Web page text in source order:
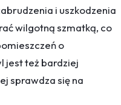
i uszkodzenia
wilgotną szmatką, co
o
jest też bardziej
sprawdza się na